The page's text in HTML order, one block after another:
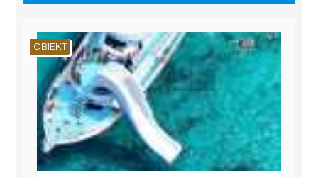
OBIEKT